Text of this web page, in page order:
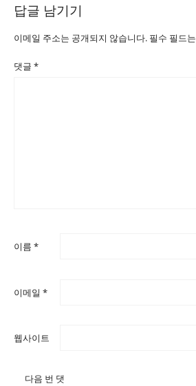
답글 남기기
이메일 주소는 공개되지 않습니다. 필수 필드는
댓글 *
이름 *
이메일 *
웹사이트
다음 번 댓